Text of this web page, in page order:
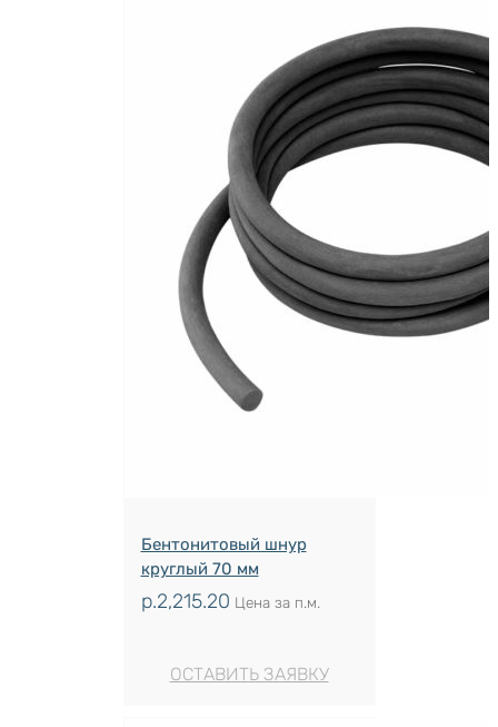
Бентонитовый шнур
круглый 70 мм
р.2,215.20 Цена за п.м.
ОСТАВИТЬ ЗАЯВКУ